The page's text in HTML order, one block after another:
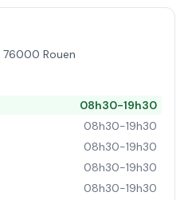
76000 Rouen
08h30-19h30
08h30-19h30
08h30-19h30
08h30-19h30
08h30-19h30